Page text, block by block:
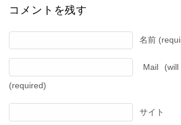
コメントを残す
名前
Mail
(required)
サイト